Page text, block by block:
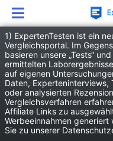
E-Service
2026 •
1) ExpertenTesten ist ein
Vergleichsportal. Im
basieren unsere „Tests“
ermittelten
auf eigenen
Daten, Experteninterviews,
oder analysierten
Vergleichsverfahren
Affiliate Links zu
Werbeeinnahmen generiert
Sie zu unserer